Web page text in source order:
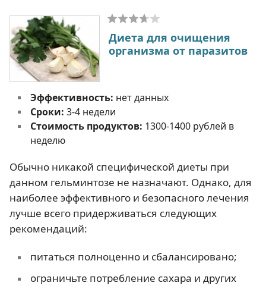
Диета для очищения
организма от паразитов
Эффективность: нет данных
Сроки: 3-4 недели
Стоимость продуктов: 1300-1400 рублей в
неделю
Обычно никакой специфической диеты при
данном гельминтозе не назначают. Однако, для
наиболее эффективного и безопасного лечения
лучше всего придерживаться следующих
рекомендаций:
питаться полноценно и сбалансировано;
ограничьте потребление сахара и других